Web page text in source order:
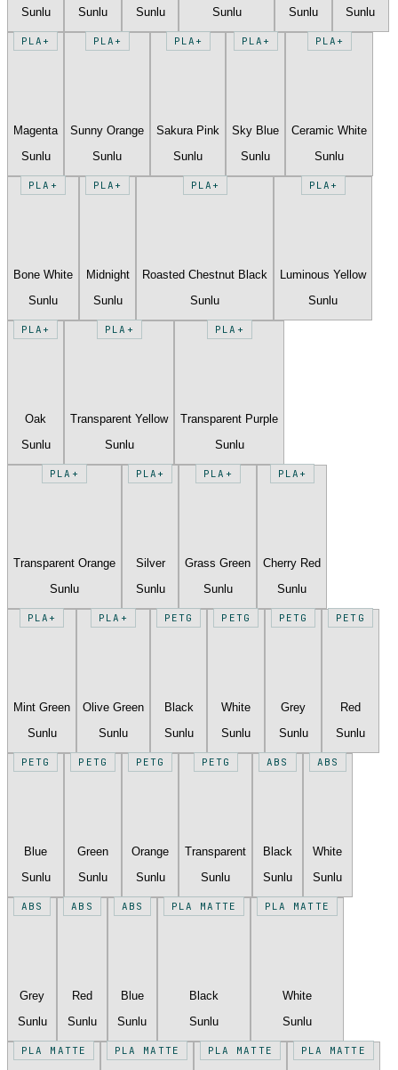
Sunlu
Sunlu
Sunlu
Sunlu
Sunlu
Sunlu
PLA+
Magenta
Sunlu
PLA+
Sunny Orange
Sunlu
PLA+
Sakura Pink
Sunlu
PLA+
Sky Blue
Sunlu
PLA+
Ceramic White
Sunlu
PLA+
Bone White
Sunlu
PLA+
Midnight
Sunlu
PLA+
Roasted Chestnut Black
Sunlu
PLA+
Luminous Yellow
Sunlu
PLA+
Oak
Sunlu
PLA+
Transparent Yellow
Sunlu
PLA+
Transparent Purple
Sunlu
PLA+
Transparent Orange
Sunlu
PLA+
Silver
Sunlu
PLA+
Grass Green
Sunlu
PLA+
Cherry Red
Sunlu
PLA+
Mint Green
Sunlu
PLA+
Olive Green
Sunlu
PETG
Black
Sunlu
PETG
White
Sunlu
PETG
Grey
Sunlu
PETG
Red
Sunlu
PETG
Blue
Sunlu
PETG
Green
Sunlu
PETG
Orange
Sunlu
PETG
Transparent
Sunlu
ABS
Black
Sunlu
ABS
White
Sunlu
ABS
Grey
Sunlu
ABS
Red
Sunlu
ABS
Blue
Sunlu
PLA MATTE
Black
Sunlu
PLA MATTE
White
Sunlu
PLA MATTE PLA MATTE PLA MATTE PLA MATTE